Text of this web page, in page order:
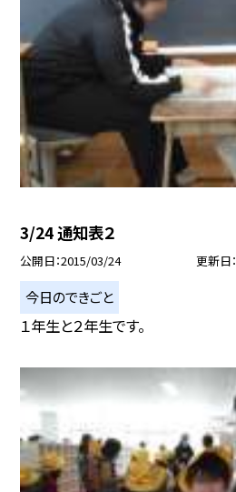
3/24 通知表２
公開日 2015/03/24 更新日
今日のできごと
１年生と２年生です。